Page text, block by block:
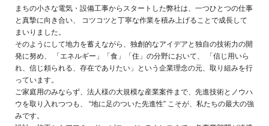
まちの小さな電気・設備工事からスタートした弊社は、一つひとつの仕事
と真摯に向き合い、
コツコツと丁寧な作業を積み上げることで成長して
まいりました。
そのようにして地力を蓄えながら、独創的なアイデアと独自の技術力の開
発に努め、
「エネルギー」「食」「住」の分野において、
「信じ用いら
れ、信じ頼られる、存在でありたい」という企業理念の元、取り組みを行
っています。
ご家庭用のみならず、法人様の大規模な産業案件まで、先進技術とノウハ
ウを取り入れつつも、
“地に足のついた先進性” こそが、私たちの最大の強
みです。